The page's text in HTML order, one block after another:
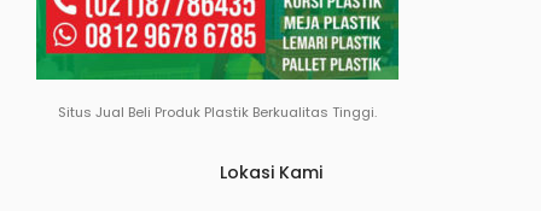
Situs Jual Beli Produk Plastik Berkualitas Tinggi.
Lokasi Kami